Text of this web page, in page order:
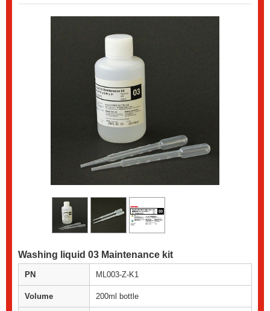
Washing liquid 03 Maintenance kit
PN ML003-Z-K1
Volume 200ml bottle